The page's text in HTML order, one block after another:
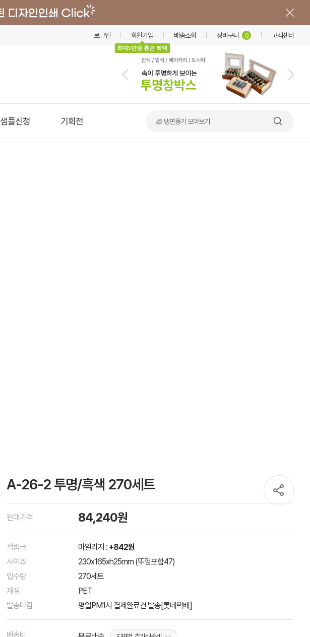
로그인 회원가입
최대5만원 통큰 혜택
배송조회 장바구니 0 고객센터
샘플신청 기획전 🧊 냉면용기 모아보기
A-26-2 투명/흑색 270세트
판매가격 84,240원
적립금 마일리지 : +842원
사이즈
230x165xh25mm (뚜껑포함47)
입수량
270세트
재질
PET
발송마감
평일PM1시 결제완료건 발송[롯데택배]
배송비